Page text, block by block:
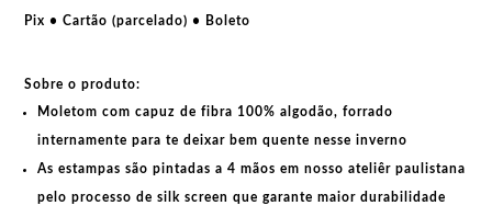
não
bastardos
quantidade
Pix • Cartão (parcelado) • Boleto
Sobre o produto:
Moletom com capuz de fibra 100% algodão, forrado
internamente para te deixar bem quente nesse inverno
As estampas são pintadas a 4 mãos em nosso ateliêr paulistana
pelo processo de silk screen que garante maior durabilidade